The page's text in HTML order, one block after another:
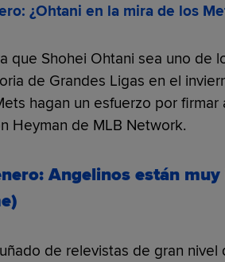
¿Ohtani en la mira de los
que Shohei Ohtani sea uno de
de Grandes Ligas en el
hagan un esfuerzo por
Heyman de MLB Network.
Angelinos están
de relevistas de gran